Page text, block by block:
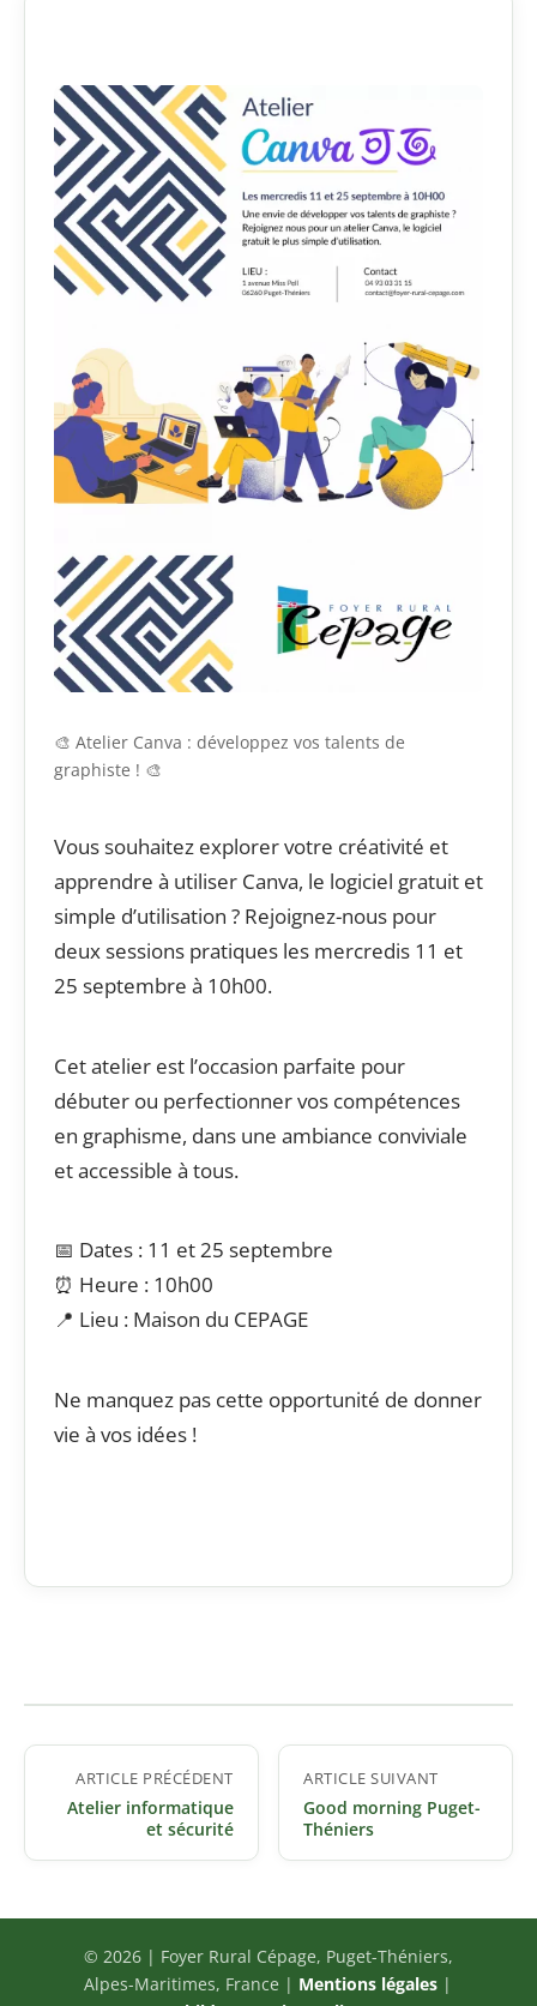
🎨 Atelier Canva : développez vos talents de
graphiste ! 🎨
Vous souhaitez explorer votre créativité et
apprendre à utiliser Canva, le logiciel gratuit et
simple d’utilisation ? Rejoignez-nous pour
deux sessions pratiques les mercredis 11 et
25 septembre à 10h00.
Cet atelier est l’occasion parfaite pour
débuter ou perfectionner vos compétences
en graphisme, dans une ambiance conviviale
et accessible à tous.
📅 Dates : 11 et 25 septembre
⏰ Heure : 10h00
📍 Lieu : Maison du CEPAGE
Ne manquez pas cette opportunité de donner
vie à vos idées !
Navigation
l’article
ARTICLE PRÉCÉDENT
Atelier informatique
et sécurité
ARTICLE SUIVANT
Good morning Puget-
Théniers
© 2026 | Foyer Rural Cépage, Puget-Théniers,
Alpes-Maritimes, France | Mentions légales |